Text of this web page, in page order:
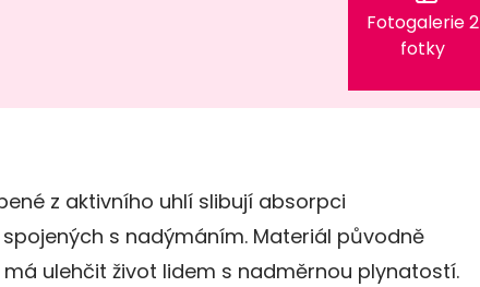
Fotogalerie 2
fotky
z aktivního uhlí slibují absorpci
s nadýmáním. Materiál původně
ulehčit život lidem s nadměrnou plynatostí.